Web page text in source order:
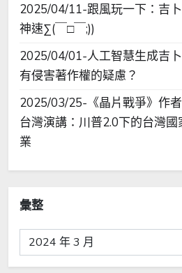
2025/04/11-跟風玩一下：吉
神速∑(￣□￣;))
2025/04/01-人工智慧生成吉
有侵害著作權的疑慮？
2025/03/25-《晶片戰爭》作
台灣演講：川普2.0下的台灣
業
彙整
彙
整